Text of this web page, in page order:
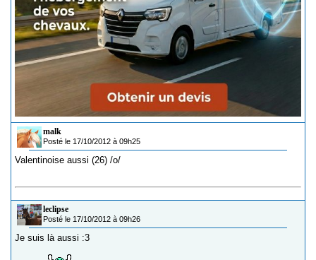
malk
Posté le 17/10/2012 à 09h25
Valentinoise aussi (26) /o/
leclipse
Posté le 17/10/2012 à 09h26
Je suis là aussi :3